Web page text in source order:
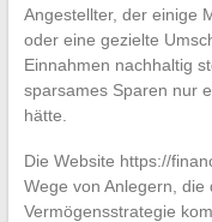
Angestellter, der einige
oder eine gezielte
Einnahmen nachhaltig
sparsames Sparen nur
hätte.
Die Website https://
Wege von Anlegern,
Vermögensstrategie